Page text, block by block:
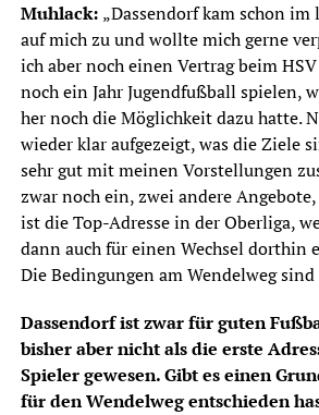
Muhlack: „Dassendorf kam schon
auf mich zu und wollte mich gerne
ich aber noch einen Vertrag beim
noch ein Jahr Jugendfußball spielen,
her noch die Möglichkeit dazu hatte.
wieder klar aufgezeigt, was die Ziele
sehr gut mit meinen Vorstellungen
zwar noch ein, zwei andere
ist die Top-Adresse in der Oberliga,
dann auch für einen Wechsel dorthin
Die Bedingungen am Wendelweg
Dassendorf ist zwar für guten
bisher aber nicht als die erste
Spieler gewesen. Gibt es einen
für den Wendelweg entschieden